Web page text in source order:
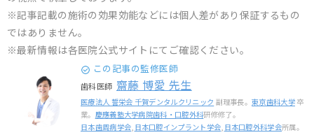
※記事記載の施術の効果効能などには個人差があり保証するもの
ではありません。
※最新情報は各医院公式サイトにてご確認ください。
この記事の監修医師
歯科医師 齋藤 博愛 先生
医療法人 誓栄会 千賀デンタルクリニック 副理事長。東京歯科大学 卒
業。 慶應義塾大学病院歯科・口腔外科研修修了。
日本歯周病学会, 日本口腔インプラント学会, 日本口腔外科学会所属。